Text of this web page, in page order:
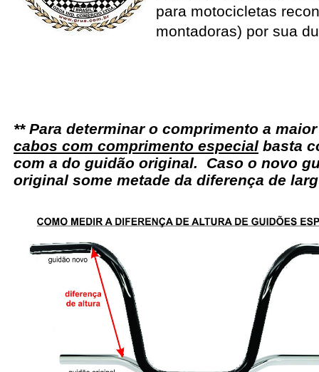
para motocicletas
montadoras) por sua
** Para determinar o comprimento a
cabos com comprimento especial basta
com a do guidão original. Caso o novo
original some metade da diferença de